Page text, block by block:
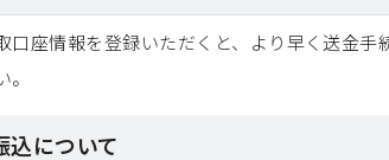
口座情報を登録いただくと、より早く送金
込について